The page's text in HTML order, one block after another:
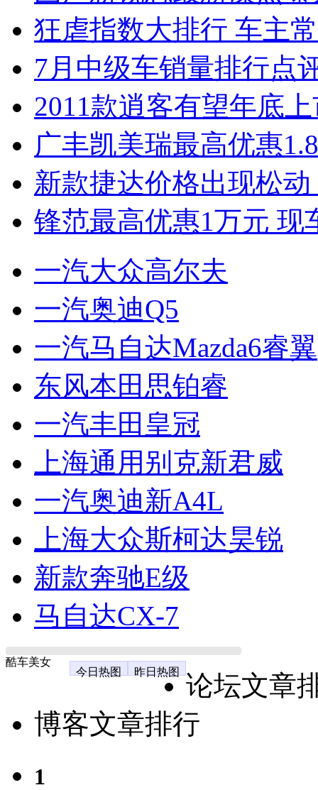
狂虐指数大排行 车主
7月中级车销量排行点
2011款逍客有望年底
广丰凯美瑞最高优惠
新款捷达价格出现松
锋范最高优惠1万元 现
一汽大众高尔夫
一汽奥迪Q5
一汽马自达Mazda6睿翼
东风本田思铂睿
一汽丰田皇冠
上海通用别克新君威
一汽奥迪新A4L
上海大众斯柯达昊锐
新款奔驰E级
马自达CX-7
酷车美女
今日热图
昨日热图
论坛文章
博客文章排行
1